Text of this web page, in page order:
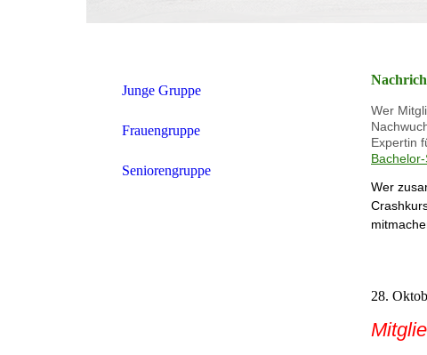
Junge Gruppe
Frauengruppe
Seniorengruppe
Wer
Expertin
Wer
28.